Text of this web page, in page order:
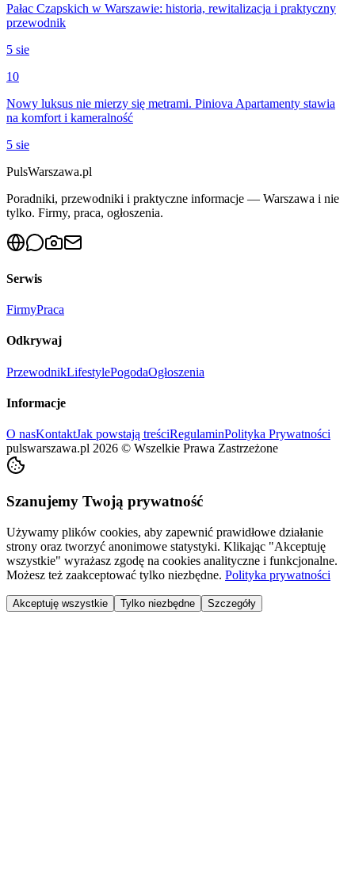
Pałac Czapskich w Warszawie: historia, rewitalizacja i praktyczny
przewodnik
5 sie
10
Nowy luksus nie mierzy się metrami. Piniova Apartamenty stawia
na komfort i kameralność
5 sie
PulsWarszawa.pl
Poradniki, przewodniki i praktyczne informacje — Warszawa i nie
tylko. Firmy, praca, ogłoszenia.
Serwis
FirmyPraca
Odkrywaj
PrzewodnikLifestylePogodaOgłoszenia
Informacje
O nasKontaktJak powstają treściRegulaminPolityka Prywatności
pulswarszawa.pl 2026 © Wszelkie Prawa Zastrzeżone
Szanujemy Twoją prywatność
Używamy plików cookies, aby zapewnić prawidłowe działanie
strony oraz tworzyć anonimowe statystyki. Klikając "Akceptuję
wszystkie" wyrażasz zgodę na cookies analityczne i funkcjonalne.
Możesz też zaakceptować tylko niezbędne. Polityka prywatności
Akceptuję wszystkie Tylko niezbędne Szczegóły